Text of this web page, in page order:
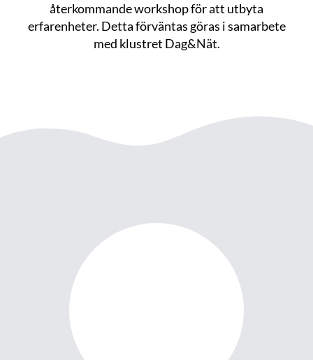
återkommande workshop för att utbyta
erfarenheter. Detta förväntas göras i samarbete
med klustret Dag&Nät.